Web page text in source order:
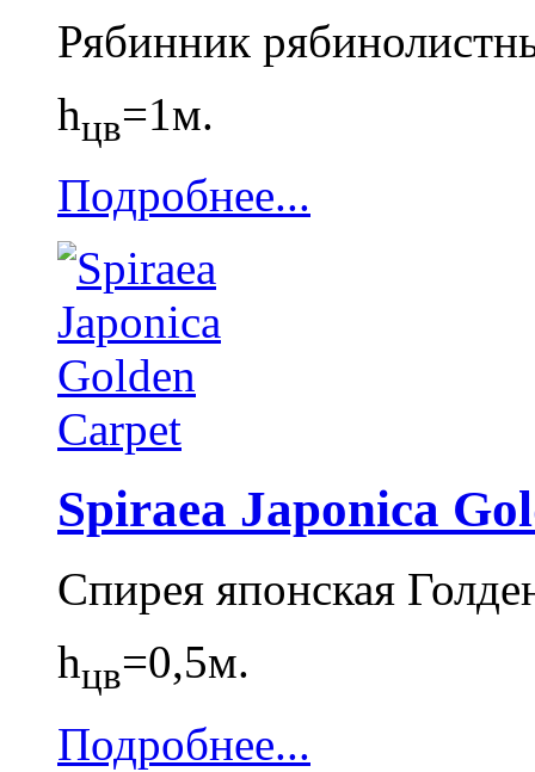
Рябинник
hцв=1м.
Подробнее...
Spiraea Japonica
Спирея японская
hцв=0,5м.
Подробнее...